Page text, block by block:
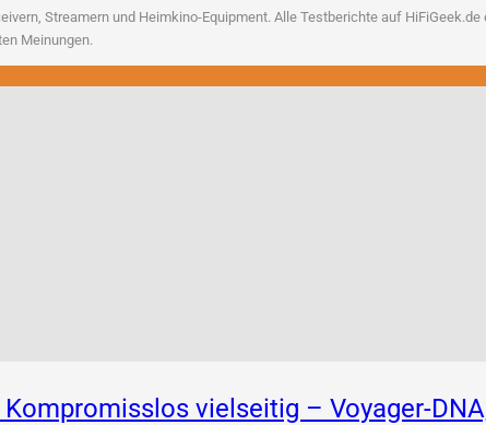
Strea­mern und Heim­ki­no-Equip­ment. Alle Test­be­rich­te auf
Meinungen.
vielseitig – Voyager-